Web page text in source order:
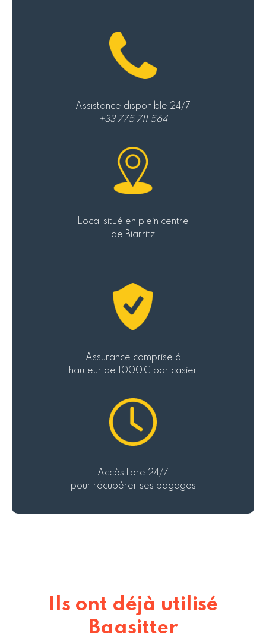
Assistance disponible 24/7
+33 775 711 564
Local situé en plein centre
de Biarritz
Assurance comprise à
hauteur de 1000€ par casier
Accès libre 24/7
pour récupérer ses bagages
Ils ont déjà utilisé
Bagsitter